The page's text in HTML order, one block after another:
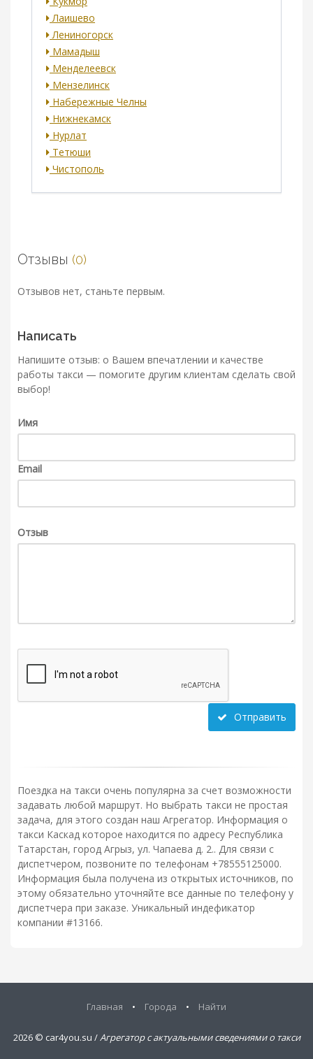
Лаишево
Лениногорск
Мамадыш
Менделеевск
Мензелинск
Набережные Челны
Нижнекамск
Нурлат
Тетюши
Чистополь
Отзывы (0)
Отзывов нет, станьте первым.
Написать
Напишите отзыв: о Вашем впечатлении и качестве
работы такси — помогите другим клиентам сделать свой
выбор!
Имя
Email
Отзыв
Отправить
Поездка на такси очень популярна за счет возможности
задавать любой маршрут. Но выбрать такси не простая
задача, для этого создан наш Агрегатор. Информация о
такси Каскад которое находится по адресу Республика
Татарстан, город Агрыз, ул. Чапаева д. 2.. Для связи с
диспетчером, позвоните по телефонам +78555125000.
Информация была получена из открытых источников, по
этому обязательно уточняйте все данные по телефону у
диспетчера при заказе. Уникальный индефикатор
компании #13166.
Главная • Города • Найти
2026 © car4you.su /Агрегатор с актуальными сведениями о такси